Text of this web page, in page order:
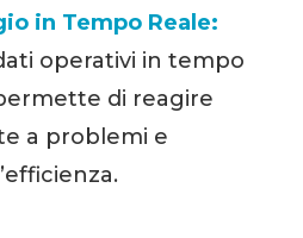
in Tempo Reale:
operativi in tempo
di reagire
a problemi e